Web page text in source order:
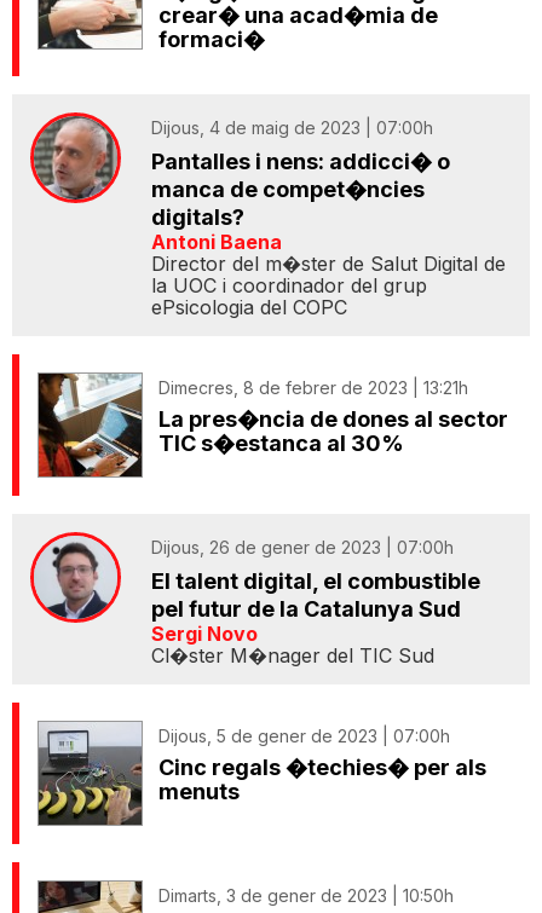
crear� una acad�mia de
formaci�
Dijous, 4 de maig de 2023 | 07:00h
Pantalles i nens: addicci� o
manca de compet�ncies
digitals?
Antoni Baena
Director del m�ster de Salut Digital de
la UOC i coordinador del grup
ePsicologia del COPC
Dimecres, 8 de febrer de 2023 | 13:21h
La pres�ncia de dones al sector
TIC s�estanca al 30%
Dijous, 26 de gener de 2023 | 07:00h
El talent digital, el combustible
pel futur de la Catalunya Sud
Sergi Novo
Cl�ster M�nager del TIC Sud
Dijous, 5 de gener de 2023 | 07:00h
Cinc regals �techies� per als
menuts
Dimarts, 3 de gener de 2023 | 10:50h